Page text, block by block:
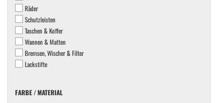
Räder
Schutzleisten
Taschen & Koffer
Wannen & Matten
Bremsen, Wischer & Filter
Lackstifte
FARBE
FARBE / MATERIAL